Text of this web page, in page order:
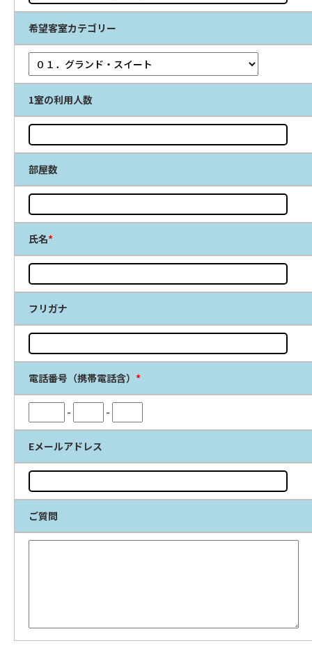
希望客室カテゴリー
1室の利用人数
部屋数
氏名*
フリガナ
電話番号（携帯電話含） *
- -
Eメールアドレス
ご質問